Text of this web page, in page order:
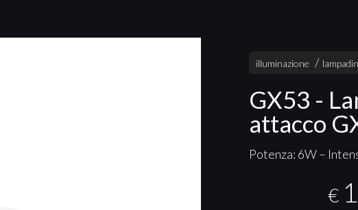
illuminazione
GX53 -
attacco
Potenza: 6W –
€